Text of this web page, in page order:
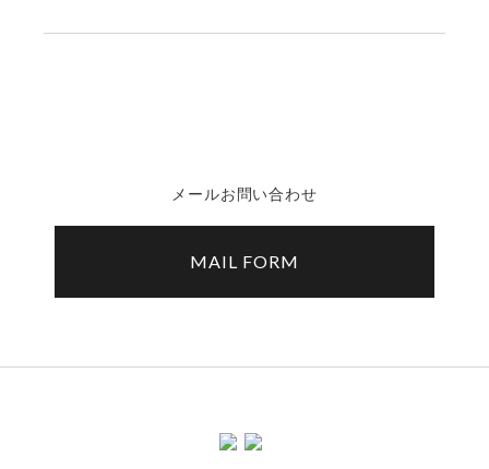
メールお問い合わせ
MAIL FORM